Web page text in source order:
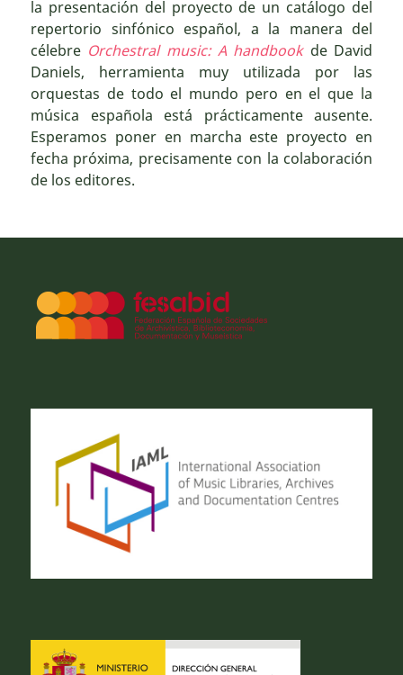
la presentación del proyecto de un catálogo del
repertorio sinfónico español, a la manera del
célebre Orchestral music: A handbook de David
Daniels, herramienta muy utilizada por las
orquestas de todo el mundo pero en el que la
música española está prácticamente ausente.
Esperamos poner en marcha este proyecto en
fecha próxima, precisamente con la colaboración
de los editores.